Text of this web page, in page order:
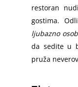
restoran
gostima.
ljubazno
da sedite u
pruža